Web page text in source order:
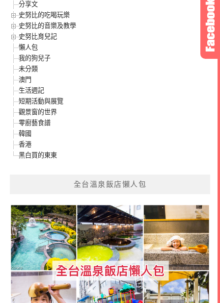
分享文
史努比的吃喝玩樂
史努比的音樂及教學
史努比育兒記
懶人包
我的狗兒子
未分類
澳門
生活週記
短期活動與展覽
觀景窗的世界
零廚藝食譜
韓國
香港
黑白買的東東
全台溫泉飯店懶人包